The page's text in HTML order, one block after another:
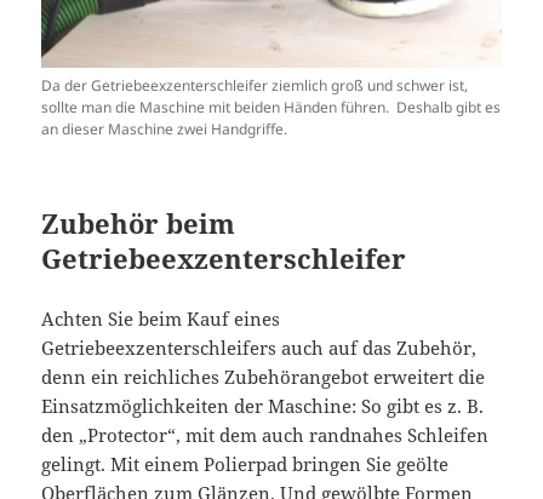
Da der Getriebeexzenterschleifer ziemlich groß und schwer ist,
sollte man die Maschine mit beiden Händen führen. Deshalb gibt es
an dieser Maschine zwei Handgriffe.
Zubehör beim
Getriebeexzenterschleifer
Achten Sie beim Kauf eines
Getriebeexzenterschleifers auch auf das Zubehör,
denn ein reichliches Zubehörangebot erweitert die
Einsatzmöglichkeiten der Maschine: So gibt es z. B.
den „Protector“, mit dem auch randnahes Schleifen
gelingt. Mit einem Polierpad bringen Sie geölte
Oberflächen zum Glänzen. Und gewölbte Formen